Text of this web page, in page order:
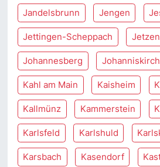
Jandelsbrunn Jengen
Jettingen-Scheppach
Johannesberg
Kahl am Main Kaisheim
Kallmünz Kammerstein
Karlsfeld Karlshuld
Karsbach Kasendorf